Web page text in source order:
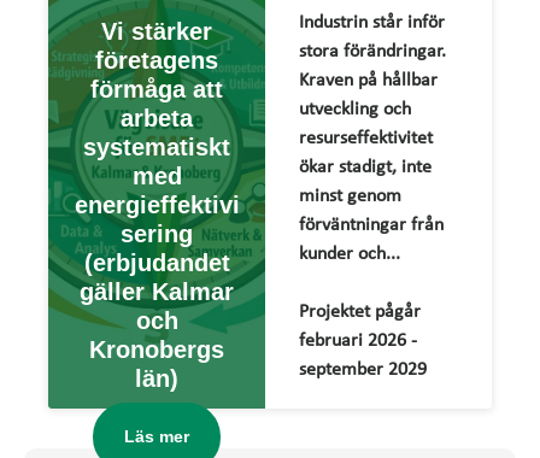
Vi stärker
företagens
förmåga att
arbeta
systematiskt
med
energieffektivi
sering
(erbjudandet
gäller Kalmar
och
Kronobergs
län)
Läs mer
Industrin står inför
stora förändringar.
Kraven på hållbar
utveckling och
resurseffektivitet
ökar stadigt, inte
minst genom
förväntningar från
kunder och...
Projektet pågår
februari 2026 -
september 2029